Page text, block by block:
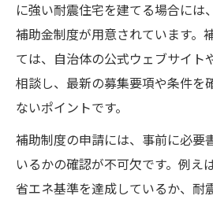
に強い耐震住宅を建てる場合には
補助金制度が用意されています。
ては、自治体の公式ウェブサイト
相談し、最新の募集要項や条件を
ないポイントです。
補助制度の申請には、事前に必要
いるかの確認が不可欠です。例え
省エネ基準を達成しているか、耐